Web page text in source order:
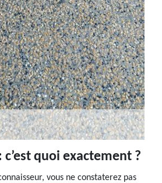
c’est quoi exactement ?
vous ne constaterez pas